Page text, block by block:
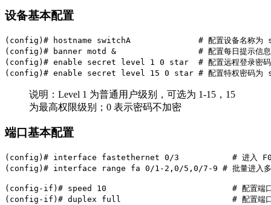
设备基本配置
(config)# hostname switchA              # 配置设备名称为
(config)# banner motd &                 # 配置每日提示信息
(config)# enable secret level 1 0 star  # 配置远程登录密码
(config)# enable secret level 15 0 star # 配置特权密码为
说明：Level 1 为普通用户级别，可选为 1-15，15
为最高权限级别；0 表示密码不加密
端口基本配置
(config)# interface fastethernet 0/3           # 进入 F0/3
(config)# interface range fa 0/1-2,0/5,0/7-9 # 批量进入多个
(config-if)# speed 10                          # 配置端口
(config-if)# duplex full                       # 配置端口